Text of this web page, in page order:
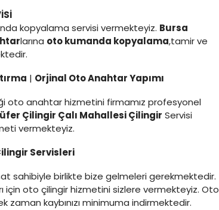
kopyalama servisi vermekteyiz. Bursa
larına oto kumanda kopyalama,tamir ve
| Orjinal Oto Anahtar Yapımı
oto anahtar hizmetini firmamız profesyonel
Çilingir Çalı Mahallesi Çilingir Servisi
vermekteyiz.
Servisleri
sahibiyle birlikte bize gelmeleri gerekmektedir.
oto çilingir hizmetini sizlere vermekteyiz. Oto
zaman kaybınızı minimuma indirmektedir.